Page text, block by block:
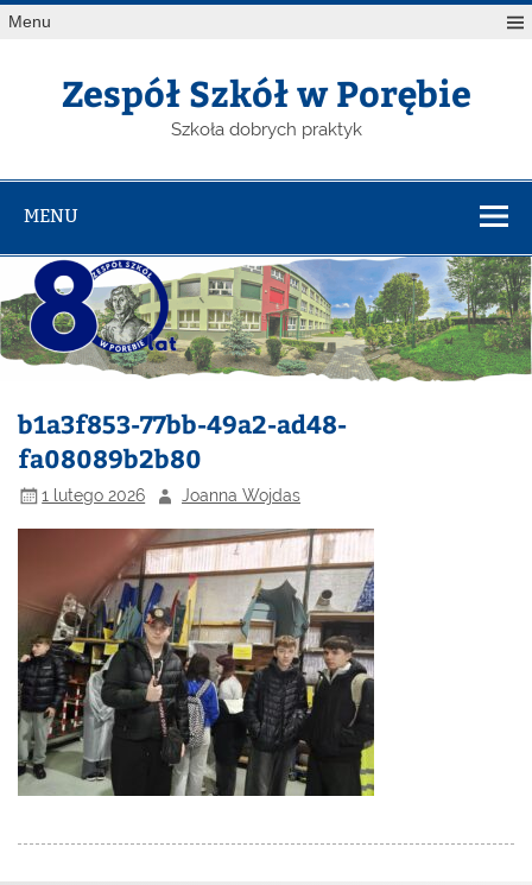
Menu
Zespół Szkół w Porębie
Szkoła dobrych praktyk
MENU
b1a3f853-77bb-49a2-ad48-
fa08089b2b80
1 lutego 2026 Joanna Wojdas